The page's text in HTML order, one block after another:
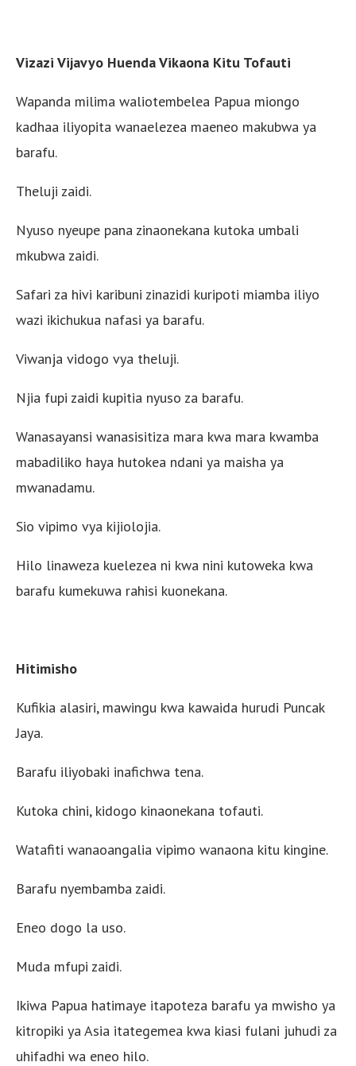
Vizazi Vijavyo Huenda Vikaona Kitu Tofauti
Wapanda milima waliotembelea Papua miongo
kadhaa iliyopita wanaelezea maeneo makubwa ya
barafu.
Theluji zaidi.
Nyuso nyeupe pana zinaonekana kutoka umbali
mkubwa zaidi.
Safari za hivi karibuni zinazidi kuripoti miamba iliyo
wazi ikichukua nafasi ya barafu.
Viwanja vidogo vya theluji.
Njia fupi zaidi kupitia nyuso za barafu.
Wanasayansi wanasisitiza mara kwa mara kwamba
mabadiliko haya hutokea ndani ya maisha ya
mwanadamu.
Sio vipimo vya kijiolojia.
Hilo linaweza kuelezea ni kwa nini kutoweka kwa
barafu kumekuwa rahisi kuonekana.
Hitimisho
Kufikia alasiri, mawingu kwa kawaida hurudi Puncak
Jaya.
Barafu iliyobaki inafichwa tena.
Kutoka chini, kidogo kinaonekana tofauti.
Watafiti wanaoangalia vipimo wanaona kitu kingine.
Barafu nyembamba zaidi.
Eneo dogo la uso.
Muda mfupi zaidi.
Ikiwa Papua hatimaye itapoteza barafu ya mwisho ya
kitropiki ya Asia itategemea kwa kiasi fulani juhudi za
uhifadhi wa eneo hilo.